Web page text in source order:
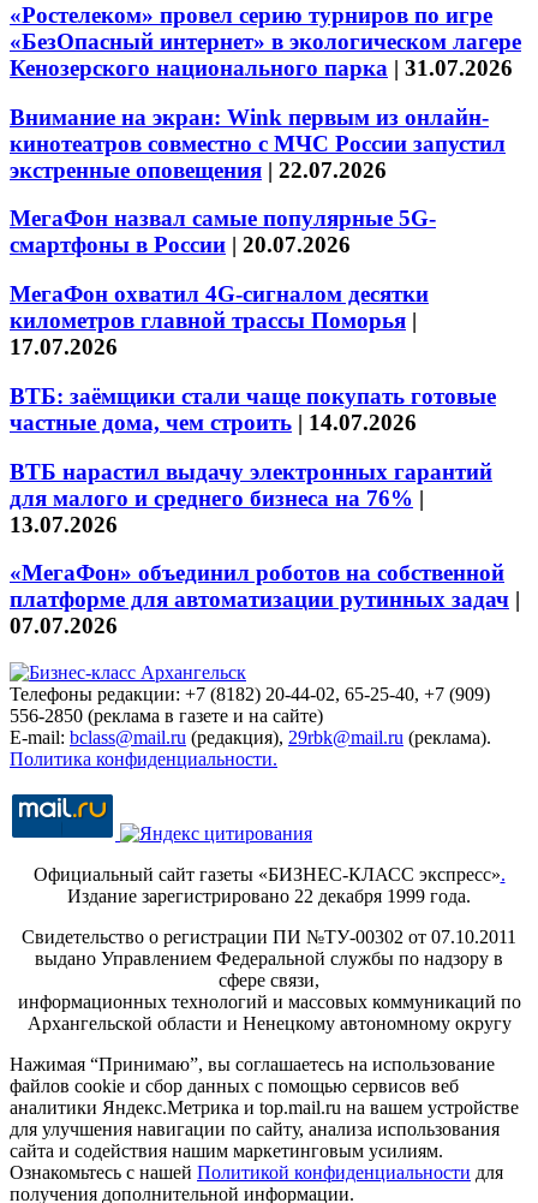
«Ростелеком» провел серию турниров по игре
«БезОпасный интернет» в экологическом лагере
Кенозерского национального парка | 31.07.2026
Внимание на экран: Wink первым из онлайн-
кинотеатров совместно с МЧС России запустил
экстренные оповещения | 22.07.2026
МегаФон назвал самые популярные 5G-
смартфоны в России | 20.07.2026
МегаФон охватил 4G-сигналом десятки
километров главной трассы Поморья |
17.07.2026
ВТБ: заёмщики стали чаще покупать готовые
частные дома, чем строить | 14.07.2026
ВТБ нарастил выдачу электронных гарантий
для малого и среднего бизнеса на 76% |
13.07.2026
«МегаФон» объединил роботов на собственной
платформе для автоматизации рутинных задач |
07.07.2026
Телефоны редакции: +7 (8182) 20-44-02, 65-25-40, +7 (909)
556-2850 (реклама в газете и на сайте)
E-mail: bclass@mail.ru (редакция), 29rbk@mail.ru (реклама).
Политика конфиденциальности.
Официальный сайт газеты «БИЗНЕС-КЛАСС экспресс».
Издание зарегистрировано 22 декабря 1999 года.
Свидетельство о регистрации ПИ №ТУ-00302 от 07.10.2011
выдано Управлением Федеральной службы по надзору в
сфере связи,
информационных технологий и массовых коммуникаций по
Архангельской области и Ненецкому автономному округу
Нажимая “Принимаю”, вы соглашаетесь на использование
файлов cookie и сбор данных с помощью сервисов веб
аналитики Яндекс.Метрика и top.mail.ru на вашем устройстве
для улучшения навигации по сайту, анализа использования
сайта и содействия нашим маркетинговым усилиям.
Ознакомьтесь с нашей Политикой конфиденциальности для
получения дополнительной информации.